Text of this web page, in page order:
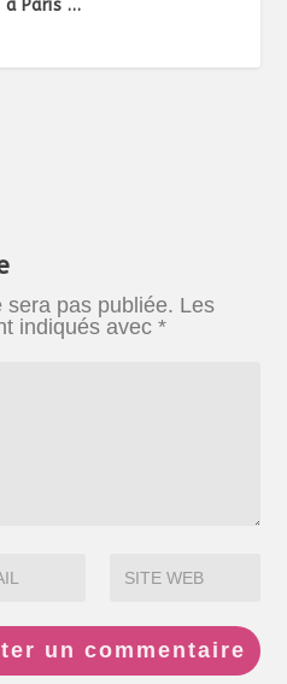
Paris …
sera pas publiée. Les
indiqués avec*